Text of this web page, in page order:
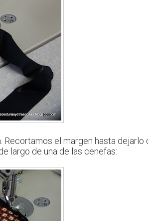
el margen hasta dejarlo
largo de una de las cenefas: